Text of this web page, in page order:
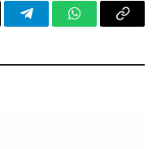
TelegramWhatsApp
Copy